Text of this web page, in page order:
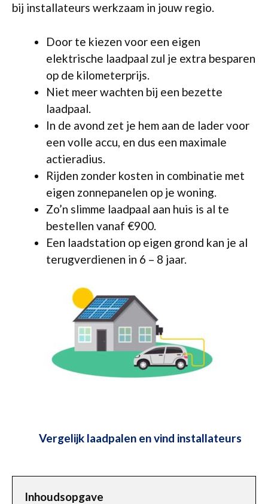
bij installateurs werkzaam in jouw regio.
Door te kiezen voor een eigen
elektrische laadpaal zul je extra besparen
op de kilometerprijs.
Niet meer wachten bij een bezette
laadpaal.
In de avond zet je hem aan de lader voor
een volle accu, en dus een maximale
actieradius.
Rijden zonder kosten in combinatie met
eigen zonnepanelen op je woning.
Zo’n slimme laadpaal aan huis is al te
bestellen vanaf €900.
Een laadstation op eigen grond kan je al
terugverdienen in 6 – 8 jaar.
Vergelijk laadpalen en vind installateurs
Inhoudsopgave